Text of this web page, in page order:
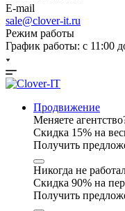
E-mail
sale@clover-it.ru
Режим работы
График работы: с 11:00
Продвижение
Меняете
Скидка 15% на
Получить
Никогда не
Скидка 90% на
Получить